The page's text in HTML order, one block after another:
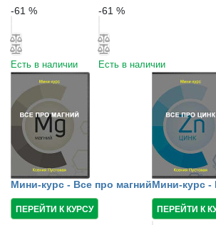
-61 %
Есть в наличии
-61 %
Есть в наличии
Мини-курс - Все про магний
ПЕРЕЙТИ К КУРСУ
Мини-курс -
ПЕРЕЙТИ К